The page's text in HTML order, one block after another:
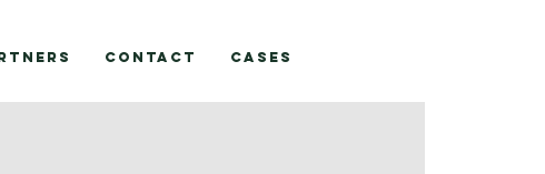
Contact CASES